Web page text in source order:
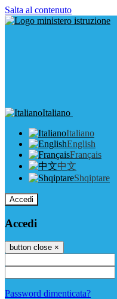
Salta al contenuto
Italiano
Italiano
English
Français
中文
Shqiptare
Accedi
Accedi
button close ×
Password dimenticata?